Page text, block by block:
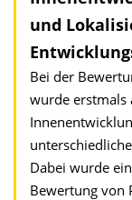
und
Bei der
wurde erstmals
Dabei wurde
Bewertung von